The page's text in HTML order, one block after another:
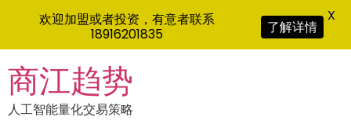
to
content
商江趋势
人工智能量化交易策略
欢迎加盟或者投资，有意者联系
18916201835
了解详情
X